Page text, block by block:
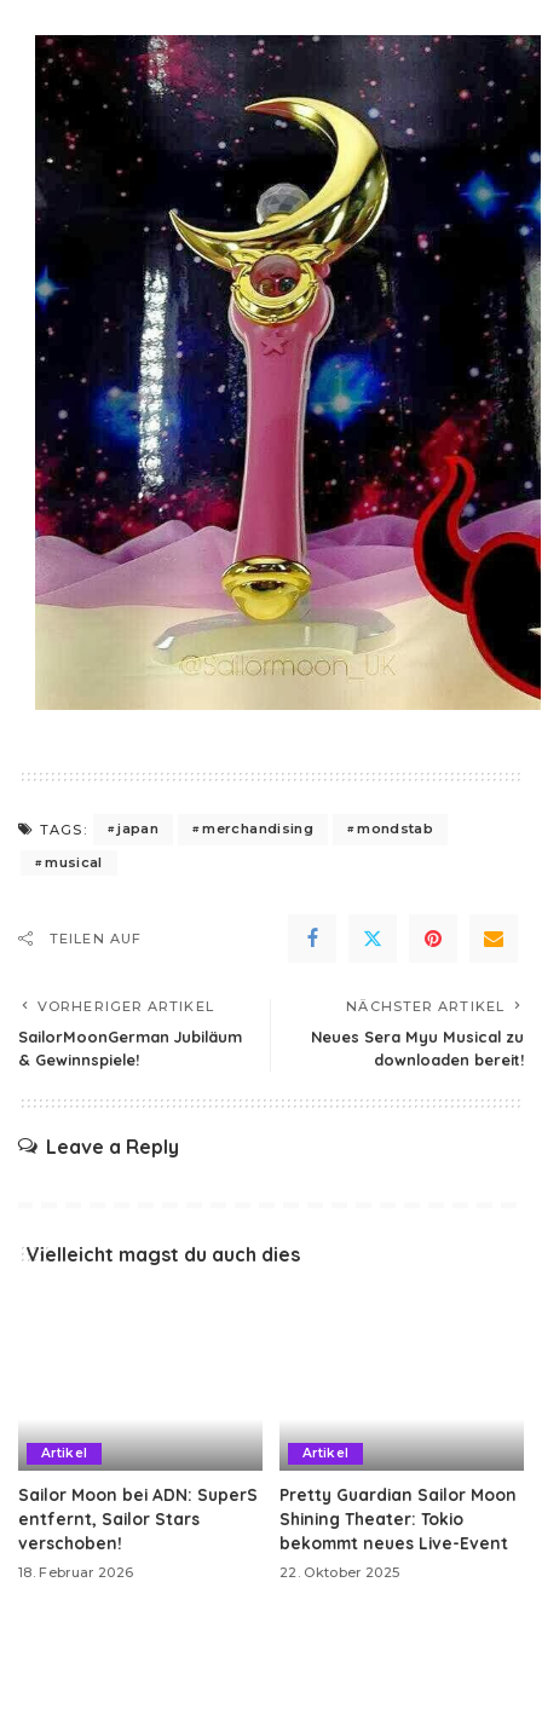
TAGS: japan merchandising
mondstab
musical
TEILEN AUF
VORHERIGER ARTIKEL
SailorMoonGerman Jubiläum
& Gewinnspiele!
NÄCHSTER ARTIKEL
Neues Sera Myu Musical zu
downloaden bereit!
Leave a Reply
Vielleicht magst du auch dies
Artikel
Sailor Moon bei ADN: SuperS
entfernt, Sailor Stars
verschoben!
18. Februar 2026
Artikel
Pretty Guardian Sailor Moon
Shining Theater: Tokio
bekommt neues Live-Event
22. Oktober 2025